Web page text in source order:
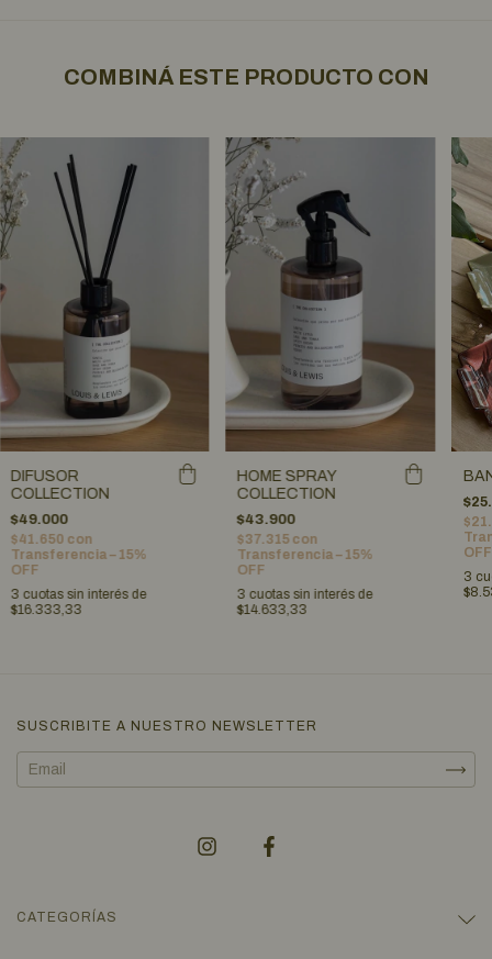
COMBINÁ ESTE PRODUCTO CON
DIFUSOR
COLLECTION
$49.000
$41.650 con
Transferencia – 15%
OFF
3 cuotas sin interés de
$16.333,33
HOME SPRAY
COLLECTION
$43.900
$37.315 con
Transferencia – 15%
OFF
3 cuotas sin interés de
$14.633,33
OFF
3
SUSCRIBITE A NUESTRO NEWSLETTER
CATEGORÍAS